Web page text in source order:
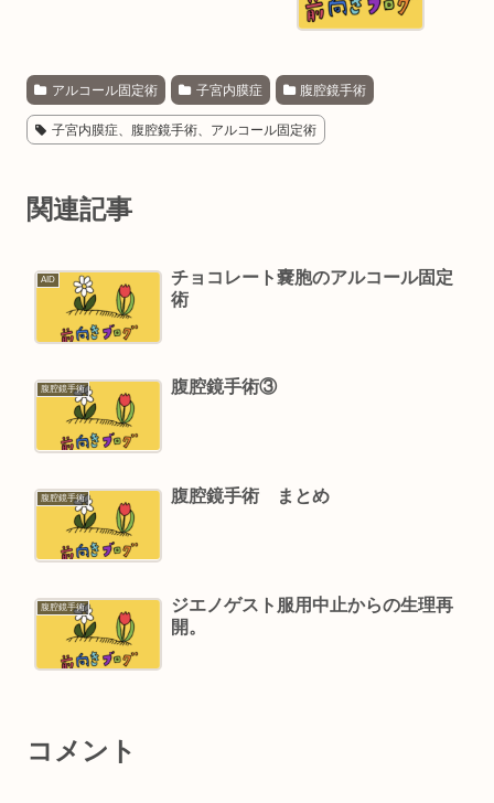
アルコール固定術 子宮内膜症 腹腔鏡手術
子宮内膜症、腹腔鏡手術、アルコール固定術
関連記事
AID
チョコレート嚢胞のアルコール固定
術
腹腔鏡手術 腹腔鏡手術③
腹腔鏡手術 腹腔鏡手術 まとめ
腹腔鏡手術
ジエノゲスト服用中止からの生理再
開。
コメント